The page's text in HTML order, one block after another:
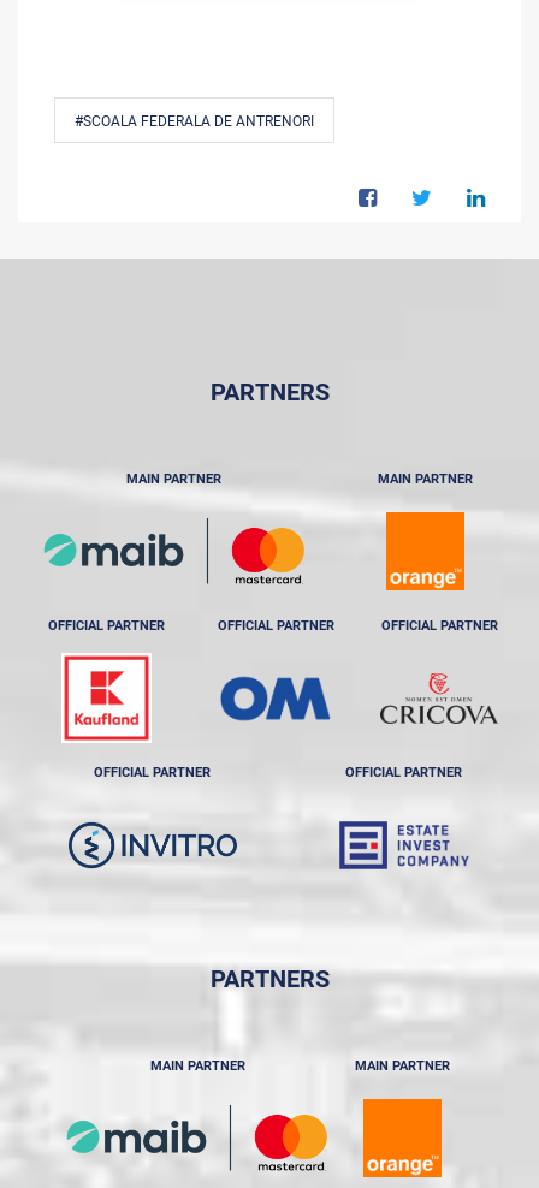
#SCOALA FEDERALA DE ANTRENORI
PARTNERS
MAIN PARTNER MAIN PARTNER
OFFICIAL PARTNER OFFICIAL PARTNER OFFICIAL PARTNER
OFFICIAL PARTNER OFFICIAL PARTNER
PARTNERS
MAIN PARTNER MAIN PARTNER